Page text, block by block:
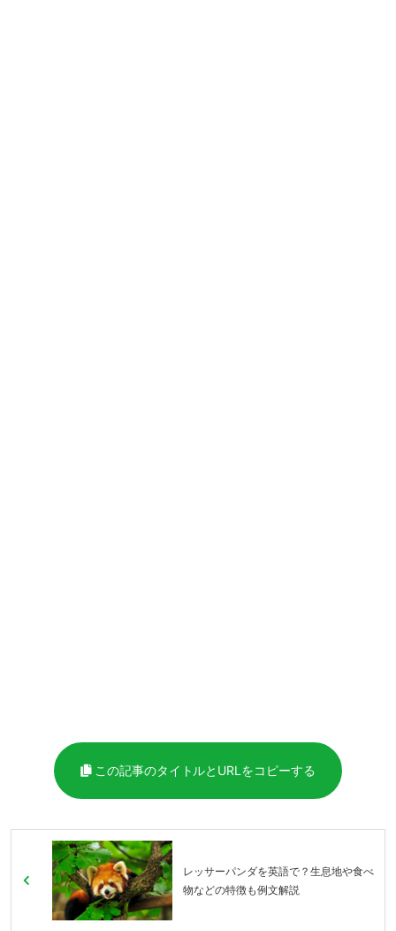
この記事のタイトルとURLをコピーする
レッサーパンダを英語で？生息地や食べ
物などの特徴も例文解説